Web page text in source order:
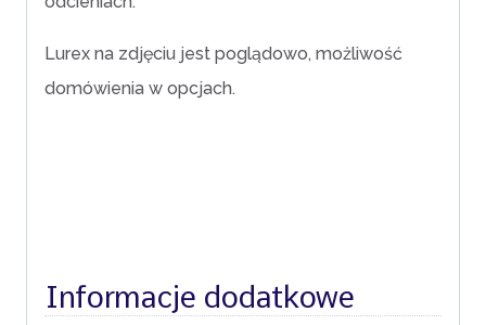
Lurex na zdjęciu jest poglądowo, możliwość
domówienia w opcjach.
Informacje dodatkowe